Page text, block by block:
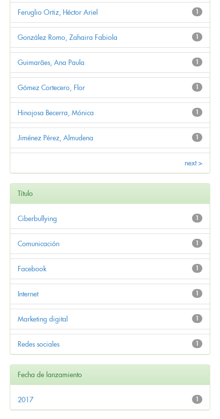
1
Feruglio Ortiz, Héctor Ariel
1
González Romo, Zahaira Fabiola
1
Guimarães, Ana Paula
1
Gómez Cortecero, Flor
1
Hinojosa Becerra, Mónica
1
Jiménez Pérez, Almudena
next >
Título
1
Ciberbullying
1
Comunicación
1
Facebook
1
Internet
1
Marketing digital
1
Redes sociales
Fecha de lanzamiento
1
2017